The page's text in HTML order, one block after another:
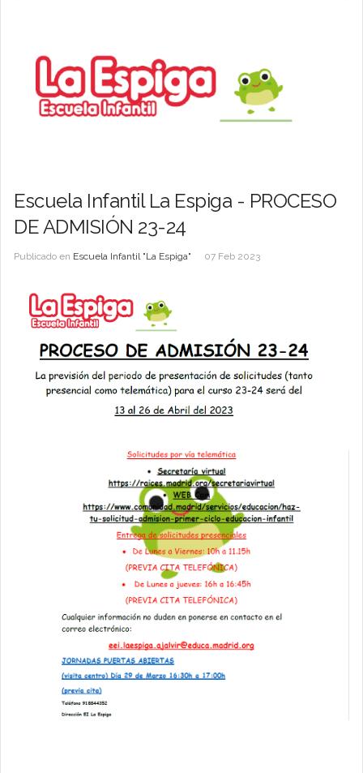
Escuela Infantil La Espiga - PROCESO
DE ADMISIÓN 23-24
Publicado en Escuela Infantil "La Espiga" 07 Feb 2023